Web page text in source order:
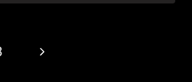
Pagina